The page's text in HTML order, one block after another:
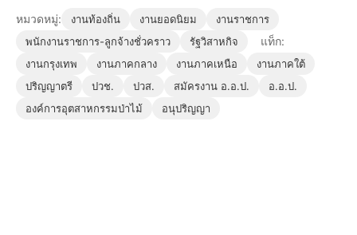
หมวดหมู่: งานท้องถิ่น งานยอดนิยม
งานราชการ
พนักงานราชการ-ลูกจ้างชั่วคราว
รัฐวิสาหกิจ แท็ก:
งานกรุงเทพ งานภาคกลาง งานภาคเหนือ
งานภาคใต้
ปริญญาตรี
ปวช. ปวส. สมัครงาน อ.อ.ป.
อ.อ.ป.
องค์การอุตสาหกรรมป่าไม้
อนุปริญญา